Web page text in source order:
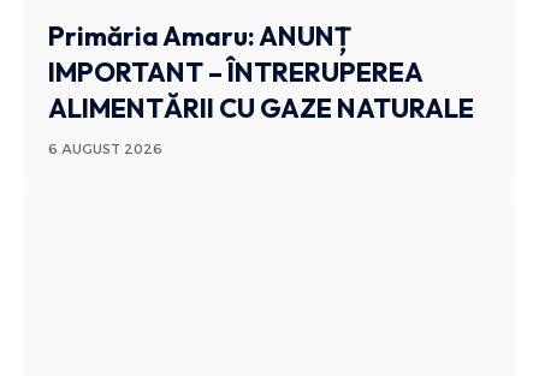
Primăria Amaru: ANUNȚ
IMPORTANT – ÎNTRERUPEREA
ALIMENTĂRII CU GAZE NATURALE
6 AUGUST 2026